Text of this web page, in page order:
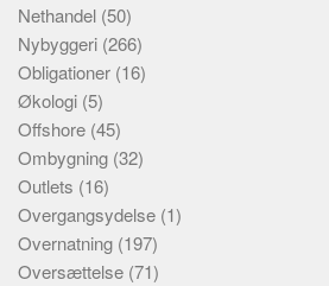
Nethandel (50)
Nybyggeri (266)
Obligationer (16)
Økologi (5)
Offshore (45)
Ombygning (32)
Outlets (16)
Overgangsydelse (1)
Overnatning (197)
Oversættelse (71)